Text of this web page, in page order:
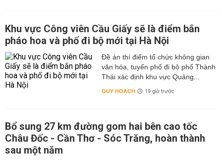
Khu vực Công viên Cầu Giấy sẽ là điểm bắn
pháo hoa và phố đi bộ mới tại Hà Nội
Đề án thí điểm tổ chức không gian
văn hóa, tuyến phố đi bộ phố Thành
Thái xác định khu vực Quảng...
QUY HOẠCH 19 giờ trước
Bổ sung 27 km đường gom hai bên cao tốc
Châu Đốc - Cần Thơ - Sóc Trăng, hoàn thành
sau một năm